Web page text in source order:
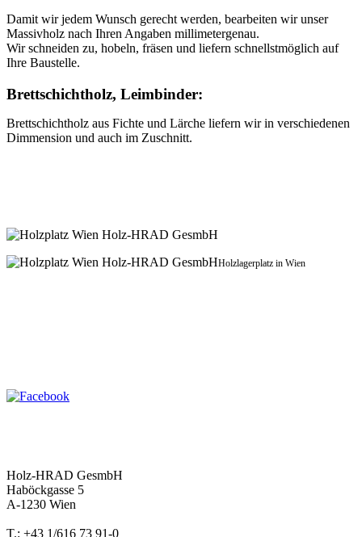
Damit wir jedem Wunsch gerecht werden, bearbeiten wir unser
Massivholz nach Ihren Angaben millimetergenau.
Wir schneiden zu, hobeln, fräsen und liefern schnellstmöglich auf
Ihre Baustelle.
Brettschichtholz, Leimbinder:
Brettschichtholz aus Fichte und Lärche liefern wir in verschiedenen
Dimmension und auch im Zuschnitt.
Holzlagerplatz in Wien
Holz-HRAD GesmbH
Haböckgasse 5
A-1230 Wien
T.: +43 1/616 73 91-0